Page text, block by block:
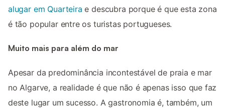
alugar em Quarteira e descubra porque é que esta zona
é tão popular entre os turistas portugueses.
Muito mais para além do mar
Apesar da predominância incontestável de praia e mar
no Algarve, a realidade é que não é apenas isso que faz
deste lugar um sucesso. A gastronomia é, também, um